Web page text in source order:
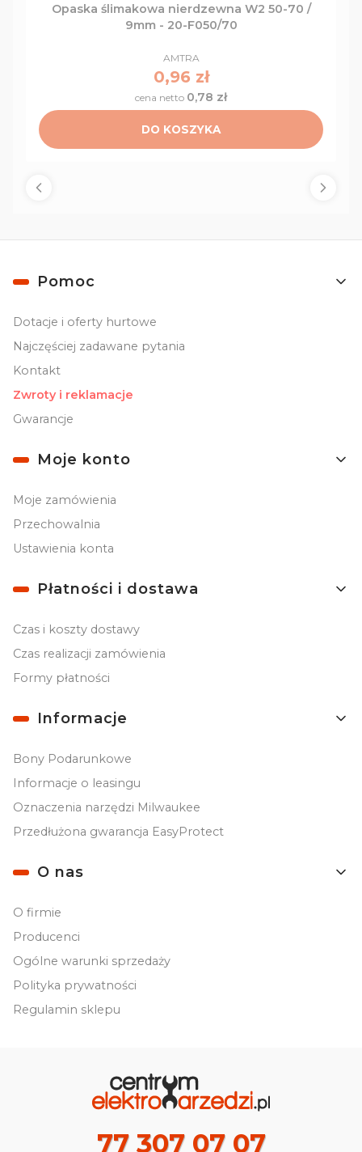
Opaska ślimakowa nierdzewna W2 50-70 /
9mm - 20-F050/70
PRODUCENT
AMTRA
Cena
0,96 zł
Cena 0,78 zł
DO KOSZYKA
Linki w stopce
Pomoc
Dotacje i oferty hurtowe
Najczęściej zadawane pytania
Kontakt
Zwroty i reklamacje
Gwarancje
Moje konto
Moje zamówienia
Przechowalnia
Ustawienia konta
Płatności i dostawa
Czas i koszty dostawy
Czas realizacji zamówienia
Formy płatności
Informacje
Bony Podarunkowe
Informacje o leasingu
Oznaczenia narzędzi Milwaukee
Przedłużona gwarancja EasyProtect
O nas
O firmie
Producenci
Ogólne warunki sprzedaży
Polityka prywatności
Regulamin sklepu
77 307 07 07